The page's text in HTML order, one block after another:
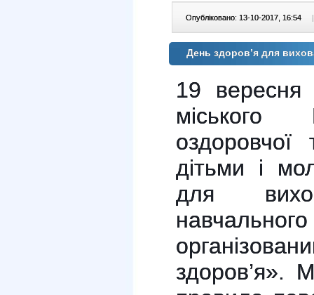
Опубліковано: 13-10-2017, 16:54
День здоров’я для
19 вересня
міського
дітьми і
для
здоров’я».